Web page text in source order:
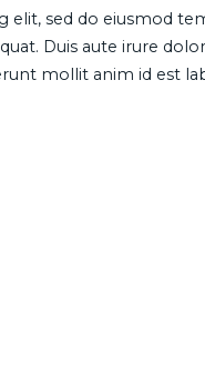
elit, sed do eiusmod
Duis aute irure
mollit anim id est